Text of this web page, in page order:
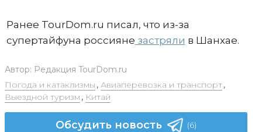
Ранее TourDom.ru писал, что из-за
супертайфуна россияне застряли в Шанхае.
Автор: Редакция TourDom.ru
Погода и катаклизмы , Авиаперевозка и транспорт,
Выездной туризм , Китай
Обсудить новость (6)